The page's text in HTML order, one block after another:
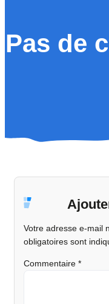
Pas de
Votre adresse e-mail
obligatoires sont
Commentaire *